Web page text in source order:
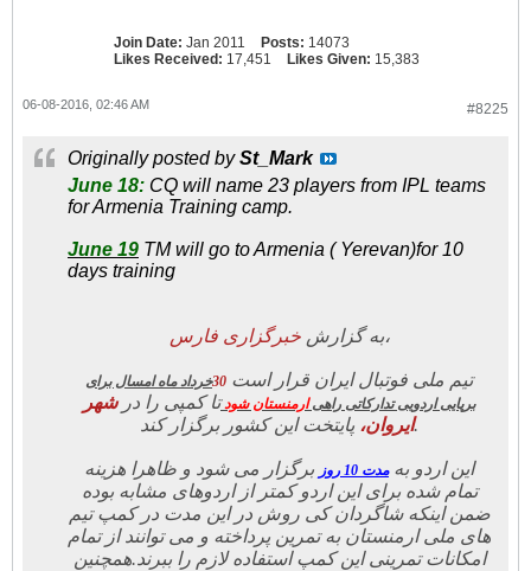
Join Date: Jan 2011 Posts: 14073
Likes Received: 17,451 Likes Given: 15,383
#8225
06-08-2016, 02:46 AM
Originally posted bySt_Mark
June 18: CQ will name 23 players from IPL teams
for Armenia Training camp.
June 19 TM will go to Armenia ( Yerevan)for 10
days training
به گزارشخبرگزاری فارس ،
تیم ملی فوتبال ایران قرار است 30خرداد ماه امسال برای
برپایی اردویی تدارکاتی راهیارمنستان شودتا کمپی را درشهر
ایروان،پایتخت این کشور برگزار کند.
این اردو بهمدت 10 روز
برگزار می شود و ظاهرا هزینه
تمام شده برای این اردو کمتر از اردوهای مشابه بوده
ضمن اینکه شاگردان کی روش در این مدت در کمپ تیم
های ملی ارمنستان به تمرین پرداخته و می توانند از تمام
امکانات تمرینی این کمپ استفاده لازم را ببرند.همچنین